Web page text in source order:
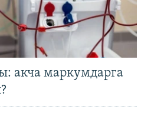
акча маркумдарга